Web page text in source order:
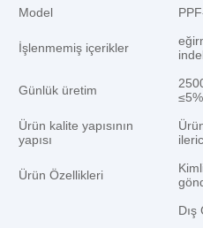
Model
İşlenmemiş içerikler
Günlük üretim
≤5%
Ürün kalite yapısının
yapısı
Ürün Özellikleri